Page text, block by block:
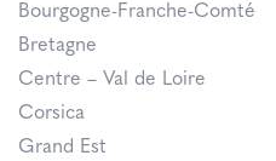
Bourgogne-Franche-Comté
Bretagne
Centre – Val de Loire
Corsica
Grand Est